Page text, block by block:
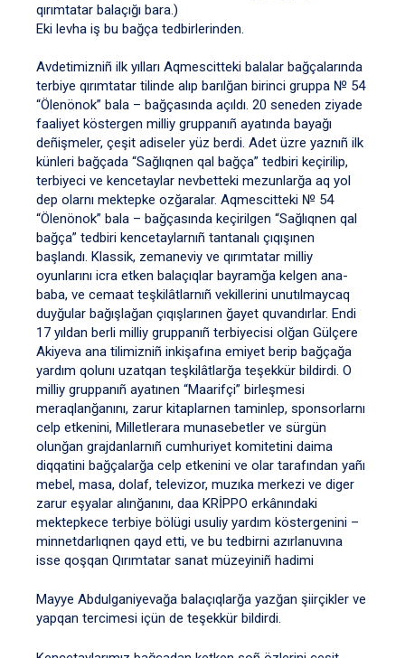
qırımtatar balaçığı bara.)
Eki levha iş bu bağça tedbirlerinden.
Avdetimizniñ ilk yılları Aqmescitteki balalar bağçalarında
terbiye qırımtatar tilinde alıp barılğan birinci gruppa № 54
“Ölenönok” bala – bağçasında açıldı. 20 seneden ziyade
faaliyet köstergen milliy gruppanıñ ayatında bayağı
deñişmeler, çeşit adiseler yüz berdi. Adet üzre yaznıñ ilk
künleri bağçada “Sağlıqnen qal bağça” tedbiri keçirilip,
terbiyeci ve kencetaylar nevbetteki mezunlarğa aq yol
dep olarnı mektepke ozğaralar. Aqmescitteki № 54
“Ölenönok” bala – bağçasında keçirilgen “Sağlıqnen qal
bağça” tedbiri kencetaylarnıñ tantanalı çıqışınen
başlandı. Klassik, zemaneviy ve qırımtatar milliy
oyunlarını icra etken balaçıqlar bayramğa kelgen ana-
baba, ve cemaat teşkilâtlarnıñ vekillerini unutılmaycaq
duyğular bağışlağan çıqışlarınen ğayet quvandırlar. Endi
17 yıldan berli milliy gruppanıñ terbiyecisi olğan Gülçere
Akiyeva ana tilimizniñ inkişafına emiyet berip bağçağa
yardım qolunı uzatqan teşkilâtlarğa teşekkür bildirdi. O
milliy gruppanıñ ayatınen “Maarifçi” birleşmesi
meraqlanğanını, zarur kitaplarnen taminlep, sponsorlarnı
celp etkenini, Milletlerara munasebetler ve sürgün
olunğan grajdanlarnıñ cumhuriyet komitetini daima
diqqatini bağçalarğa celp etkenini ve olar tarafından yañı
mebel, masa, dolaf, televizor, muzıka merkezi ve diger
zarur eşyalar alınğanını, daa KRİPPO erkânındaki
mektepkece terbiye bölügi usuliy yardım köstergenini –
minnetdarlıqnen qayd etti, ve bu tedbirni azırlanuvına
isse qoşqan Qırımtatar sanat müzeyiniñ hadimi
Mayye Abdulganiyevağa balaçıqlarğa yazğan şiirçikler ve
yapqan tercimesi içün de teşekkür bildirdi.